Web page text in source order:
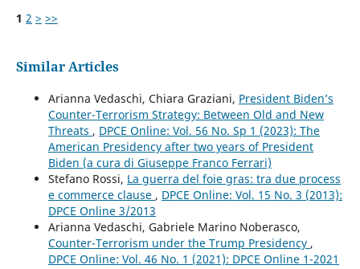
1 2 > >>
Similar Articles
Arianna Vedaschi, Chiara Graziani, President Biden’s
Counter-Terrorism Strategy: Between Old and New
Threats , DPCE Online: Vol. 56 No. Sp 1 (2023): The
American Presidency after two years of President
Biden (a cura di Giuseppe Franco Ferrari)
Stefano Rossi, La guerra del foie gras: tra due process
e commerce clause , DPCE Online: Vol. 15 No. 3 (2013):
DPCE Online 3/2013
Arianna Vedaschi, Gabriele Marino Noberasco,
Counter-Terrorism under the Trump Presidency ,
DPCE Online: Vol. 46 No. 1 (2021): DPCE Online 1-2021